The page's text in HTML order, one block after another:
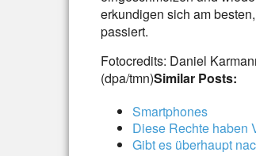
erkundigen sich am
passiert.
Fotocredits: Daniel
(dpa/tmn)Similar Posts:
Smartphones
Diese Rechte haben
Gibt es überhaupt